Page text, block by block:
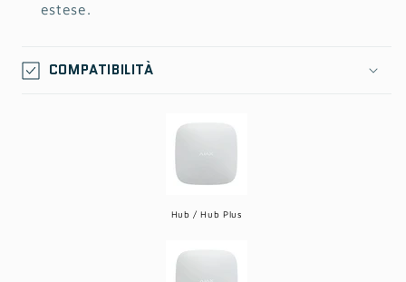
estese.
COMPATIBILITÀ
Hub / Hub Plus